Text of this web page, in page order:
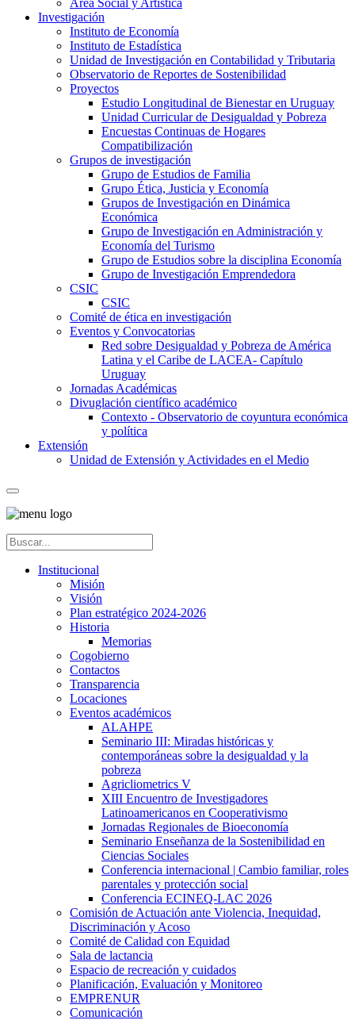
Investigación
Instituto de Economía
Instituto de Estadística
Unidad de Investigación en Contabilidad y Tributaria
Observatorio de Reportes de Sostenibilidad
Proyectos
Estudio Longitudinal de Bienestar en Uruguay
Unidad Curricular de Desigualdad y Pobreza
Encuestas Continuas de Hogares
Compatibilización
Grupos de investigación
Grupo de Estudios de Familia
Grupo Ética, Justicia y Economía
Grupos de Investigación en Dinámica
Económica
Grupo de Investigación en Administración y
Economía del Turismo
Grupo de Estudios sobre la disciplina Economía
Grupo de Investigación Emprendedora
CSIC
CSIC
Comité de ética en investigación
Eventos y Convocatorias
Red sobre Desigualdad y Pobreza de América
Latina y el Caribe de LACEA- Capítulo
Uruguay
Jornadas Académicas
Divuglación científico académico
Contexto - Observatorio de coyuntura económica
y política
Extensión
Unidad de Extensión y Actividades en el Medio
Institucional
Misión
Visión
Plan estratégico 2024-2026
Historia
Memorias
Cogobierno
Contactos
Transparencia
Locaciones
Eventos académicos
ALAHPE
Seminario III: Miradas históricas y
contemporáneas sobre la desigualdad y la
pobreza
Agricliometrics V
XIII Encuentro de Investigadores
Latinoamericanos en Cooperativismo
Jornadas Regionales de Bioeconomía
Seminario Enseñanza de la Sostenibilidad en
Ciencias Sociales
Conferencia internacional | Cambio familiar, roles
parentales y protección social
Conferencia ECINEQ-LAC 2026
Comisión de Actuación ante Violencia, Inequidad,
Discriminación y Acoso
Comité de Calidad con Equidad
Sala de lactancia
Espacio de recreación y cuidados
Planificación, Evaluación y Monitoreo
EMPRENUR
Comunicación